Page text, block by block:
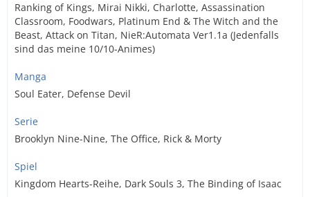
Ranking of Kings, Mirai Nikki, Charlotte, Assassination
Classroom, Foodwars, Platinum End & The Witch and the
Beast, Attack on Titan, NieR:Automata Ver1.1a (Jedenfalls
sind das meine 10/10-Animes)
Manga
Soul Eater, Defense Devil
Serie
Brooklyn Nine-Nine, The Office, Rick & Morty
Spiel
Kingdom Hearts-Reihe, Dark Souls 3, The Binding of Isaac